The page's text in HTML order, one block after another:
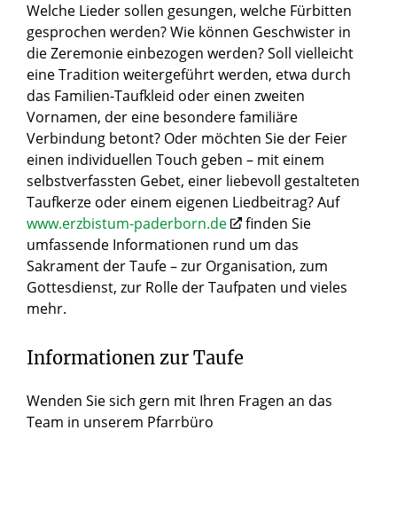
Welche Lieder sollen gesungen, welche Fürbitten
gesprochen werden? Wie können Geschwister in
die Zeremonie einbezogen werden? Soll vielleicht
eine Tradition weitergeführt werden, etwa durch
das Familien-Taufkleid oder einen zweiten
Vornamen, der eine besondere familiäre
Verbindung betont? Oder möchten Sie der Feier
einen individuellen Touch geben – mit einem
selbstverfassten Gebet, einer liebevoll gestalteten
Taufkerze oder einem eigenen Liedbeitrag? Auf
www.erzbistum-paderborn.de
finden Sie
umfassende Informationen rund um das
Sakrament der Taufe – zur Organisation, zum
Gottesdienst, zur Rolle der Taufpaten und vieles
mehr.
Informationen zur Taufe
Wenden Sie sich gern mit Ihren Fragen an das
Team in unserem Pfarrbüro